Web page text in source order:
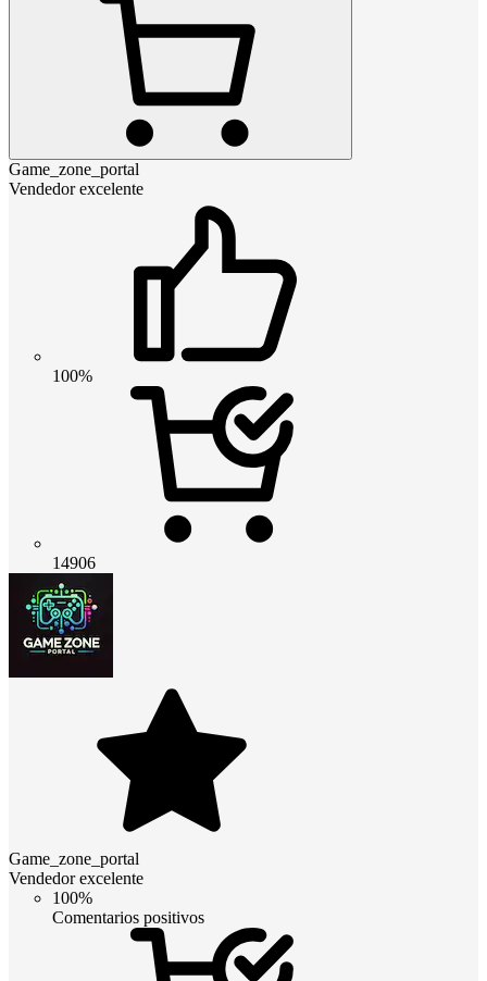
Game_zone_portal
Vendedor excelente
100%
14906
Game_zone_portal
Vendedor excelente
100%
Comentarios positivos